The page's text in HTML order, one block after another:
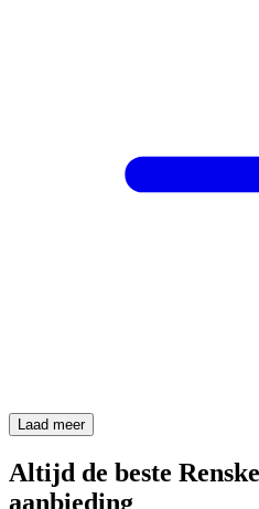
Laad meer
Altijd de beste
aanbieding